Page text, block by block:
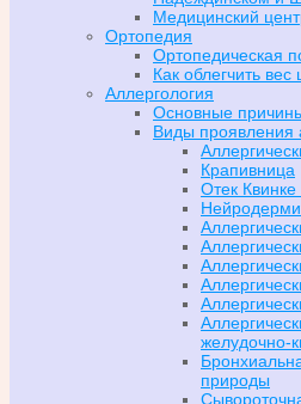
Медицинский
Ортопедия
Ортопедическая
Как облегчить
Аллергология
Основные
Виды проявления
Крапивница
Отек Квинке
желудочно-
природы